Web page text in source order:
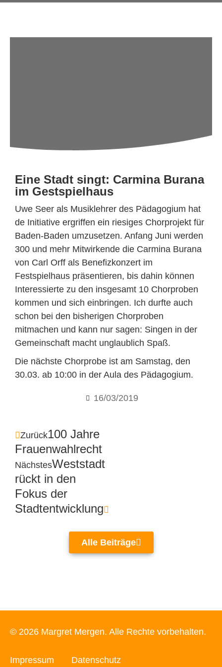
Eine Stadt singt: Carmina Burana
im Gestspielhaus
Uwe Seer als Musiklehrer des Pädagogium hat
de Initiative ergriffen ein riesiges Chorprojekt für
Baden-Baden umzusetzen. Anfang Juni werden
300 und mehr Mitwirkende die Carmina Burana
von Carl Orff als Benefizkonzert im
Festspielhaus präsentieren, bis dahin können
Interessierte zu den insgesamt 10 Chorproben
kommen und sich einbringen. Ich durfte auch
schon bei den bisherigen Chorproben
mitmachen und kann nur sagen: Singen in der
Gemeinschaft macht unglaublich Spaß.
Die nächste Chorprobe ist am Samstag, den
30.03. ab 10:00 in der Aula des Pädagogium.
16/03/2019
Zurück100 Jahre
Frauenwahlrecht
NächstesWeststadt
rückt in den
Fokus der
Stadtentwicklung
Alle Beiträge
© 2026 Margret Mergen. Alle Rechte vorbehalten.
Impressum Datenschutz